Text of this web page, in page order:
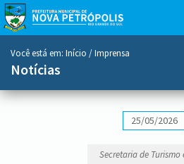
menu
Você está em: Início / Imprensa
Notícias
25/05/2026
Secretaria de Turismo